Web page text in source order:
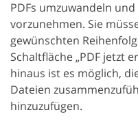
PDFs umzuwandeln
vorzunehmen. Sie
gewünschten
Schaltfläche „PDF jetzt
hinaus ist es möglich,
Dateien
hinzuzufügen.